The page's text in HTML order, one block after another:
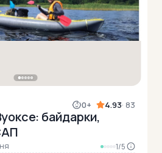
0+ 4.93· 83
байдарки,
1/5